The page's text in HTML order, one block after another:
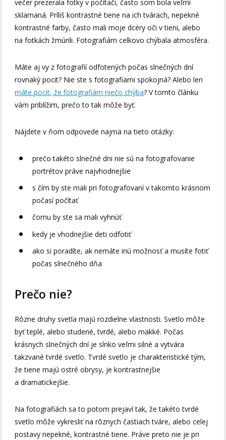
večer prezerala fotky v počítači, často som bola veľmi
sklamaná. Príliš kontrastné tiene na ich tvárach, nepekné
kontrastné farby, často mali moje dcéry oči v tieni, alebo
na fotkách žmúrili. Fotografiám celkovo chýbala atmosféra.
Máte aj vy z fotografií odfotených počas slnečných dní
rovnaký pocit? Nie ste s fotografiami spokojná? Alebo len
máte pocit, že fotografiám niečo chýba? V tomto článku
vám priblížim, prečo to tak môže byť.
Nájdete v ňom odpovede najmä na tieto otázky:
prečo takéto slnečné dni nie sú na fotografovanie
portrétov práve najvhodnejšie
s čím by ste mali pri fotografovaní v takomto krásnom
počasí počítať
čomu by ste sa mali vyhnúť
kedy je vhodnejšie deti odfotiť
ako si poradíte, ak nemáte inú možnosť a musíte fotiť
počas slnečného dňa
Prečo nie?
Rôzne druhy svetla majú rozdielne vlastnosti. Svetlo môže
byť teplé, alebo studené, tvrdé, alebo mäkké. Počas
krásnych slnečných dní je slnko veľmi silné a vytvára
takzvané tvrdé svetlo. Tvrdé svetlo je charakteristické tým,
že tiene majú ostré obrysy, je kontrastnejšie
a dramatickejšie.
Na fotografiách sa to potom prejaví tak, že takéto tvrdé
svetlo môže vykresliť na rôznych častiach tváre, alebo celej
postavy nepekné, kontrastné tiene. Práve preto nie je pri